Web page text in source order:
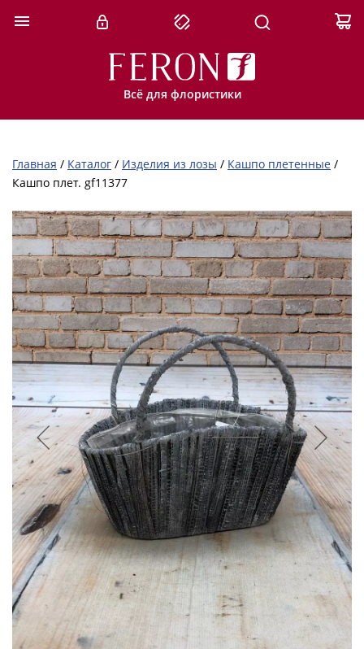
Всё для флористики
Главная / Каталог / Изделия из лозы / Кашпо плетенные /
Кашпо плет. gf11377